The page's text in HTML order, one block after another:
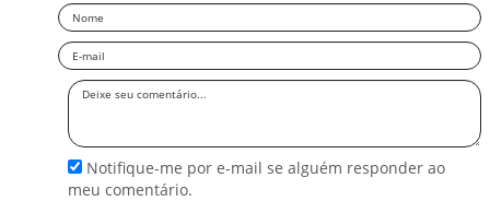
Nome
Email
Deixe
Notifique-me por e-mail se alguém responder ao
meu comentário.